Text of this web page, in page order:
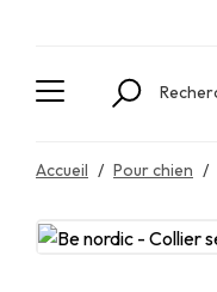
Accueil Pour chien